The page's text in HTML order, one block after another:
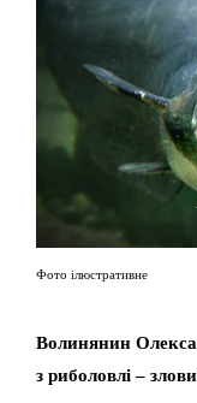
Фото ілюстративне
Волинянин
з риболовлі –